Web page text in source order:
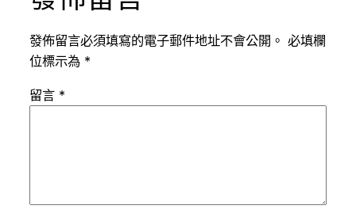
發佈留言必須填寫的電子郵件地址不會公開。 必填欄
位標示為 *
留言 *